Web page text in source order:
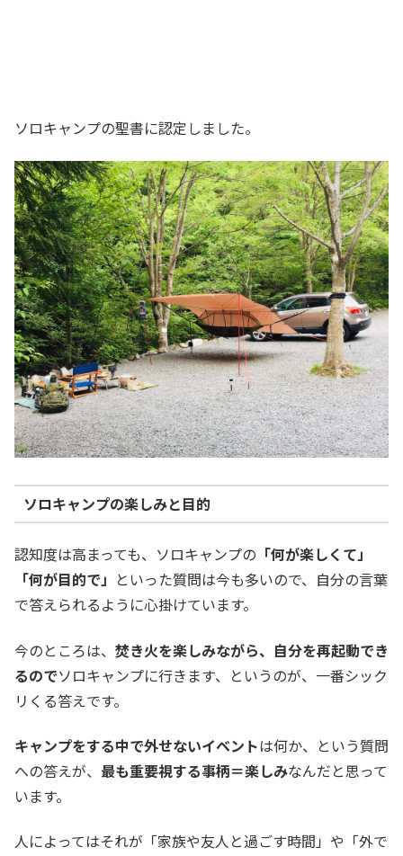
ソロキャンプの聖書に認定しました。
ソロキャンプの楽しみと目的
認知度は高まっても、ソロキャンプの 「何が楽しくて」
「何が目的で」 といった質問は今も多いので、自分の言葉
で答えられるように心掛けています。
今のところは、 焚き火を楽しみながら、自分を再起動でき
るのでソロキャンプに行きます、というのが、一番シック
リくる答えです。
キャンプをする中で外せないイベントは何か、という質問
への答えが、 最も重要視する事柄＝楽しみなんだと思って
います。
人によってはそれが「家族や友人と過ごす時間」や「外で